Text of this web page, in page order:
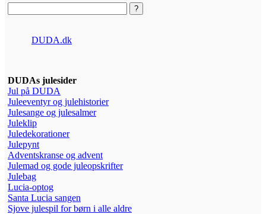
DUDA.dk
DUDAs julesider
Jul på DUDA
Juleeventyr og julehistorier
Julesange og julesalmer
Juleklip
Juledekorationer
Julepynt
Adventskranse og advent
Julemad og gode juleopskrifter
Julebag
Lucia-optog
Santa Lucia sangen
Sjove julespil for børn i alle aldre